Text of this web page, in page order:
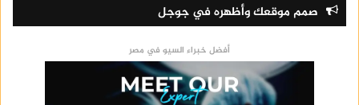
صمم موقعك وأظهره في جوجل
أفضل خبراء السيو في مصر